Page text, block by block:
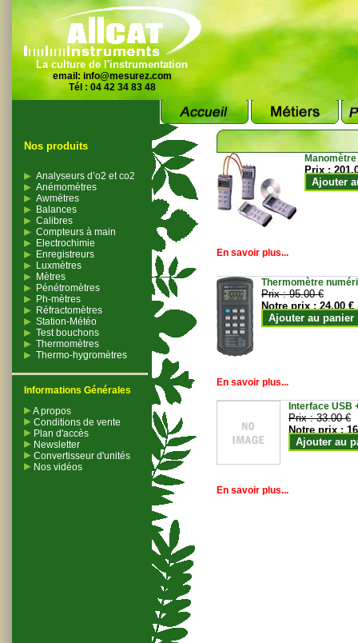
La culture de l'instrumentation
email: info@mesurez.com
Tél : 04 42 34 83 48
Nos produits
Analyseurs d’o2 et co2
Anémomètres
Awmètres
Balances
Calibres
Compteurs à main
Electrochimie
Enregistreurs
Luxmètres
Mètres
Pénétromètres
Ph-mètres
Réfractomètres
Station-Météo
Test bouchons
Thermomètres
Thermo-hygromètres
Informations Générales
A propos
Conditions de vente
Plan d'accès
Newsletter
Convertisseur d'unités
Nos vidéos
Prix :
Ajouter
En savoir plus...
Thermomètre
Prix :95.00 €
Notre prix :24.00 €
Ajouter au panier
En savoir plus...
Interface USB
Prix :33.00 €
Notre prix :
Ajouter au
En savoir plus...